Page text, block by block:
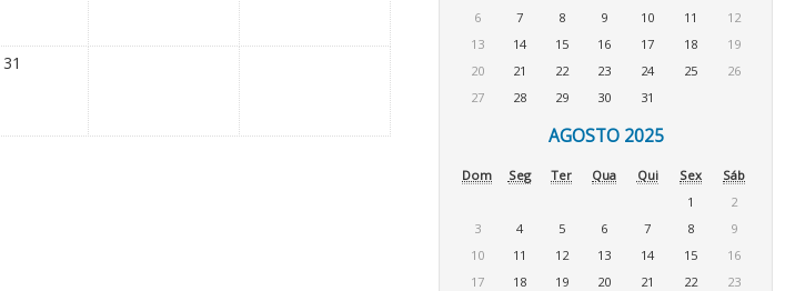
31
6
7 8 9 10 11
12
13
14 15 16 17 18
19
20
21 22 23 24 25
26
27
28 29 30 31
AGOSTO 2025
Dom Seg Ter Qua Qui Sex
Sáb
1
2
3
4 5 6 7 8
9
10
11 12 13 14 15
16
17
18 19 20 21 22 23